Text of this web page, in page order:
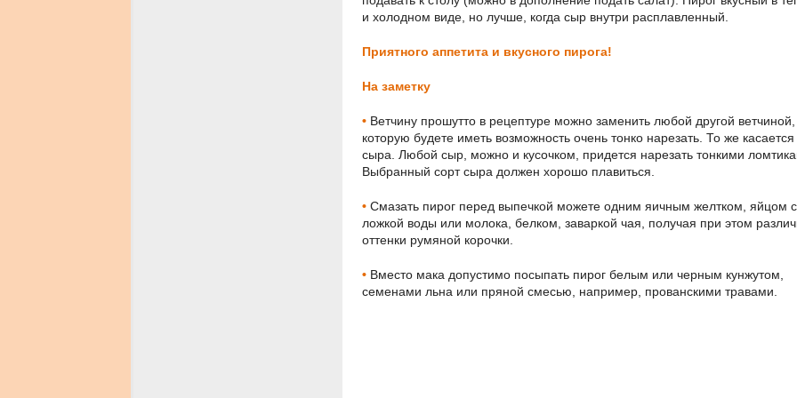
и холодном виде, но лучше, когда сыр внутри расплавленный.
Приятного аппетита и вкусного пирога!
На заметку
• Ветчину прошутто в рецептуре можно заменить любой другой ветчиной,
которую будете иметь возможность очень тонко нарезать. То же касается
сыра. Любой сыр, можно и кусочком, придется нарезать тонкими
Выбранный сорт сыра должен хорошо плавиться.
• Смазать пирог перед выпечкой можете одним яичным желтком, яйцом с
ложкой воды или молока, белком, заваркой чая, получая при этом
оттенки румяной корочки.
• Вместо мака допустимо посыпать пирог белым или черным кунжутом,
семенами льна или пряной смесью, например, прованскими травами.